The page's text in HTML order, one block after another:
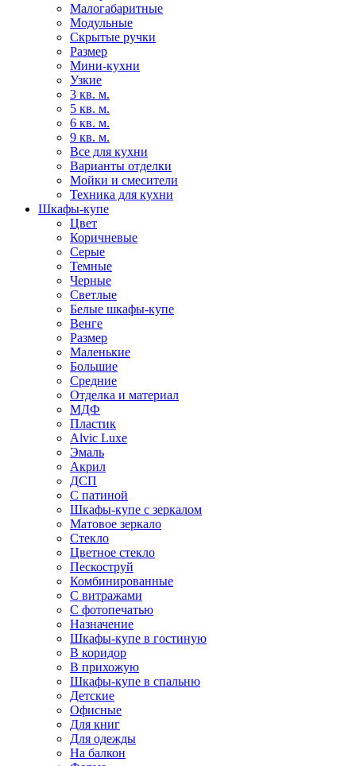
Малогабаритные
Модульные
Скрытые ручки
Размер
Мини-кухни
Узкие
3 кв. м.
5 кв. м.
6 кв. м.
9 кв. м.
Все для кухни
Варианты отделки
Мойки и смесители
Техника для кухни
Шкафы-купе
Цвет
Коричневые
Серые
Темные
Черные
Светлые
Белые шкафы-купе
Венге
Размер
Маленькие
Большие
Средние
Отделка и материал
МДФ
Пластик
Alvic Luxe
Эмаль
Акрил
ДСП
С патиной
Шкафы-купе с зеркалом
Матовое зеркало
Стекло
Цветное стекло
Пескоструй
Комбинированные
С витражами
С фотопечатью
Назначение
Шкафы-купе в гостиную
В коридор
В прихожую
Шкафы-купе в спальню
Детские
Офисные
Для книг
Для одежды
На балкон